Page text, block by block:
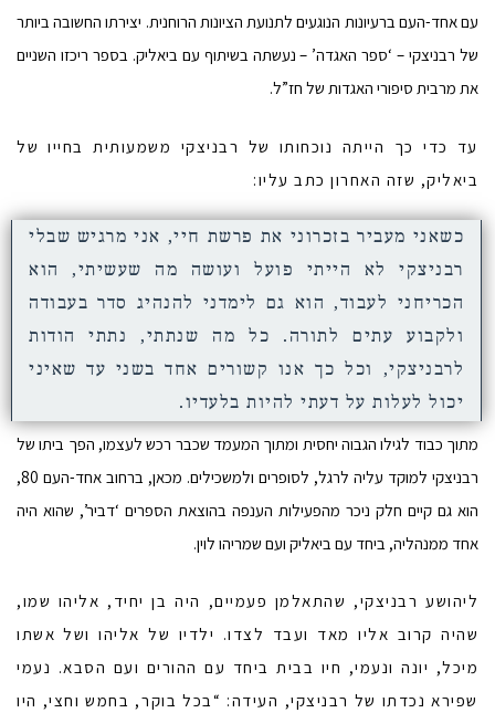
עם אחד-העם ברעיונות הנוגעים לתנועת הציונות הרוחנית. יצירתו החשובה ביותר
של רבניצקי – ‘ספר האגדה’ – נעשתה בשיתוף עם ביאליק. בספר ריכזו השניים
את מרבית סיפורי האגדות של חז”ל.
עד כדי כך הייתה נוכחותו של רבניצקי משמעותית בחייו של
ביאליק, שזה האחרון כתב עליו:
כשאני מעביר בזכרוני את פרשת חיי, אני מרגיש שבלי
רבניצקי לא הייתי פועל ועושה מה שעשיתי, הוא
הכריחני לעבוד, הוא גם לימדני להנהיג סדר בעבודה
ולקבוע עתים לתורה. כל מה שנתתי, נתתי הודות
לרבניצקי, וכל כך אנו קשורים אחד בשני עד שאיני
יכול לעלות על דעתי להיות בלעדיו.
מתוך כבוד לגילו הגבוה יחסית ומתוך המעמד שכבר רכש לעצמו, הפך ביתו של
רבניצקי למוקד עליה לרגל, לסופרים ולמשכילים. מכאן, ברחוב אחד-העם 80,
הוא גם קיים חלק ניכר מהפעילות הענפה בהוצאת הספרים ‘דביר’, שהוא היה
אחד ממנהליה, ביחד עם ביאליק ועם שמריהו לוין.
ליהושע רבניצקי, שהתאלמן פעמיים, היה בן יחיד, אליהו שמו,
שהיה קרוב אליו מאד ועבד לצדו. ילדיו של אליהו ושל אשתו
מיכל, יונה ונעמי, חיו בבית ביחד עם ההורים ועם הסבא. נעמי
שפירא נכדתו של רבניצקי, העידה: “בכל בוקר, בחמש וחצי, היו